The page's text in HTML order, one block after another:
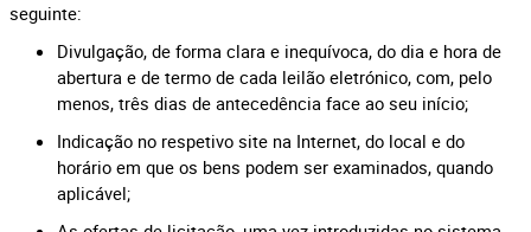
seguinte:
Divulgação, de forma clara e inequívoca, do dia e hora de
abertura e de termo de cada leilão eletrónico, com, pelo
menos, três dias de antecedência face ao seu início;
Indicação no respetivo site na Internet, do local e do
horário em que os bens podem ser examinados, quando
aplicável;